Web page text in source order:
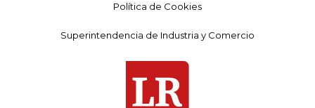
Política de Cookies
Superintendencia de Industria y Comercio